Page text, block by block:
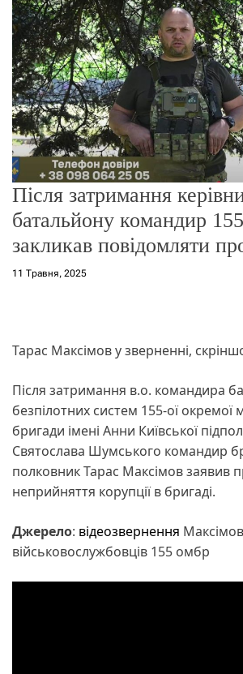
Після затримання
батальйону командир
закликав повідомляти
11 Травня, 2025
Тарас Максімов у зверненні,
Після затримання в.о. командира
безпілотних систем 155-ої окремої
бригади імені Анни Київської
Святослава Шумського командир
полковник Тарас Максімов заявив
неприйняття корупції в бригаді.
Джерело: відеозвернення
військовослужбовців 155 омбр